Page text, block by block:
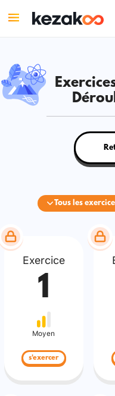
Tous les
Exercice
1
Moyen
s'exercer